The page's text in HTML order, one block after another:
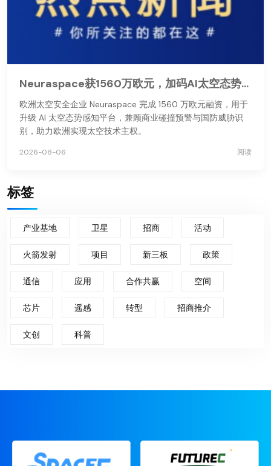
Neuraspace获1560万欧元，加码AI太空态势感知
欧洲太空安全企业 Neuraspace 完成 1560 万欧元融资，用于
升级 AI 太空态势感知平台，兼顾商业碰撞预警与国防威胁识
别，助力欧洲实现太空技术主权。
2026-08-06 阅读
标签
产业基地 卫星 招商 活动
火箭发射 项目 新三板 政策
通信 应用 合作共赢 空间
芯片 遥感 转型 招商推介
文创 科普